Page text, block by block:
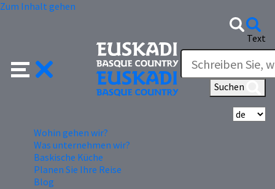
Zum Inhalt gehen
Text
Suchen
Wohin gehen wir?
Was unternehmen wir?
Baskische Küche
Planen Sie Ihre Reise
Blog